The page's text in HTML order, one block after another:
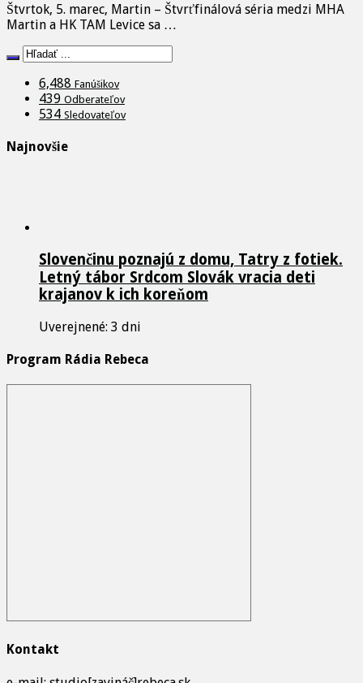
Štvrtok, 5. marec, Martin – Štvrťfinálová séria medzi MHA
Martin a HK TAM Levice sa …
6,488 Fanúšikov
439 Odberateľov
534 Sledovateľov
Najnovšie
Slovenčinu poznajú z domu, Tatry z fotiek.
Letný tábor Srdcom Slovák vracia deti
krajanov k ich koreňom
Uverejnené: 3 dni
Program Rádia Rebeca
Kontakt